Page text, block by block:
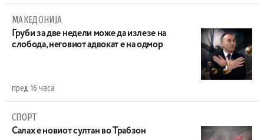
МАКЕДОНИЈА
Груби за две недели може да излезе на
слобода, неговиот адвокат е на одмор
пред 16 часа
СПОРТ
Салах е новиот султан во Трабзон